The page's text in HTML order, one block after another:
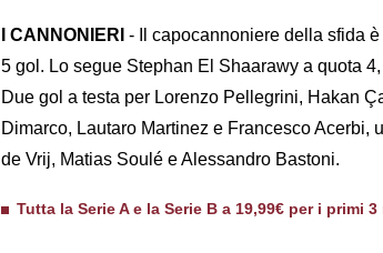
I CANNONIERI - Il capocannoniere della sfida
5 gol. Lo segue Stephan El Shaarawy a quota
Due gol a testa per Lorenzo Pellegrini, Hakan
Dimarco, Lautaro Martinez e Francesco Acerbi,
de Vrij, Matias Soulé e Alessandro Bastoni.
Tutta la Serie A e la Serie B a 19,99€ per i primi